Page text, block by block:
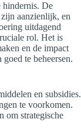
hindernis. De
aanzienlijk, en
uitdagend
rol. Het is
en de impact
te beheersen.
en subsidies.
te voorkomen.
om strategische